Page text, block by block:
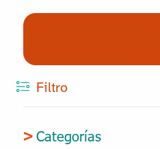
Filtro
Categorías